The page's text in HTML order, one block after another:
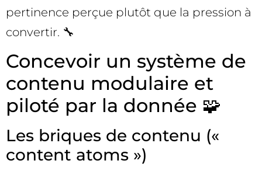
pertinence perçue plutôt que la pression à
convertir. 🔧
Concevoir un système de
contenu modulaire et
piloté par la donnée 🧩
Les briques de contenu («
content atoms »)